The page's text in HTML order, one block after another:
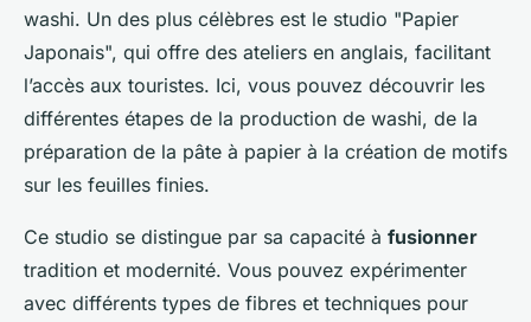
washi. Un des plus célèbres est le studio "Papier
Japonais", qui offre des ateliers en anglais, facilitant
l’accès aux touristes. Ici, vous pouvez découvrir les
différentes étapes de la production de washi, de la
préparation de la pâte à papier à la création de motifs
sur les feuilles finies.
Ce studio se distingue par sa capacité à fusionner
tradition et modernité. Vous pouvez expérimenter
avec différents types de fibres et techniques pour